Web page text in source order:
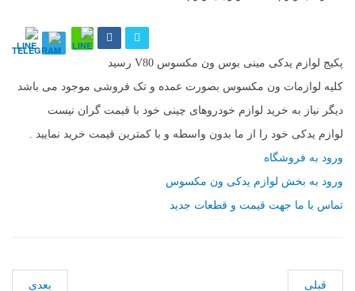
پکیج لوازم یدکی مینی بوس ون مکسوس V80 رسید
کلیه لوازمات ون مکسوس بصورت عمده و تک فروشی موجود می باشد
دیگر نیاز به خرید لوازم خودروهای چینی خود با قیمت گران نیست
لوازم یدکی خود را از ما بدون واسطه و با کمترین قیمت خرید نمایید .
ورود به فروشگاه
ورود به بخش لوازم یدکی ون مکسوس
تماس با ما جهت قیمت و قطعات جدید
قبلی بعدی